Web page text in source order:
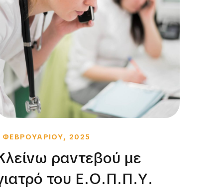
ΦΕΒΡΟΥΑΡΙΟΥ, 2025
ραντεβού με
του Ε.Ο.Π.Π.Υ.